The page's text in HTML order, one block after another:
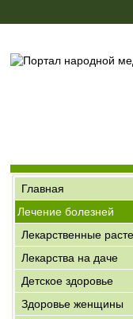
Главная
Лечение болезней
Лекарственные
Лекарства на даче
Детское здоровье
Здоровье женщины